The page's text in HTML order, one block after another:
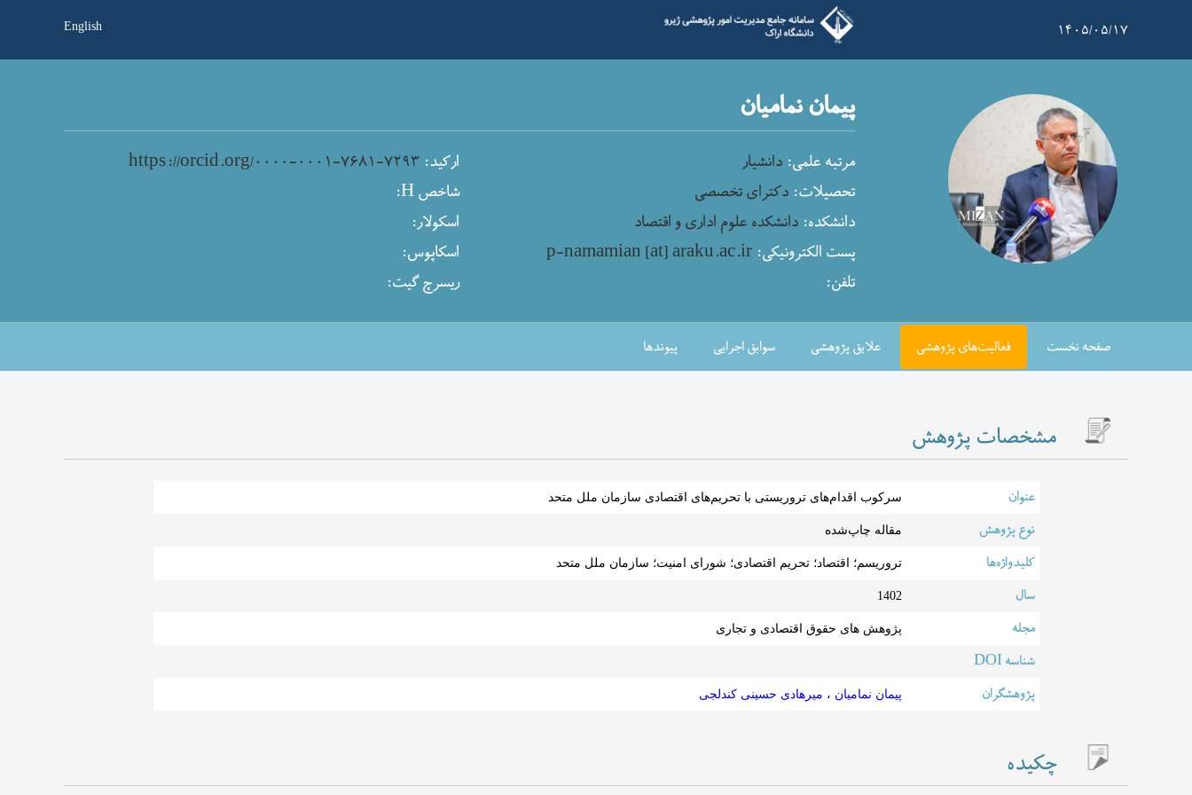
۱۴۰۵/۰۵/۱۷ English
پیمان نمامیان
مرتبه علمی: دانشیار ارکید: https://orcid.org/۰۰۰۰-۰۰۰۱-۷۶۸۱-۷۲۹۳
تحصیلات: دکترای تخصصی
شاخص H:
دانشکده: دانشکده علوم اداری و اقتصاد
اسکولار:
پست الکترونیکی: p-namamian [at] araku.ac.ir
اسکاپوس:
تلفن:
ریسرچ گیت:
صفحه نخست فعالیت‌های پژوهشی علایق پژوهشی سوابق اجرایی پیوندها
مشخصات پژوهش
عنوان سرکوب اقدام‌های تروریستی با تحریم‌های اقتصادی سازمان ملل متحد
نوع پژوهش مقاله چاپ‌شده
کلیدواژه‌ها تروریسم؛ اقتصاد؛ تحریم اقتصادی؛ شورای امنیت؛ سازمان ملل متحد
سال 1402
مجله پژوهش های حقوق اقتصادی و تجاری
شناسه DOI
پژوهشگران
پیمان نمامیان ، میرهادی حسینی کندلجی
چکیده